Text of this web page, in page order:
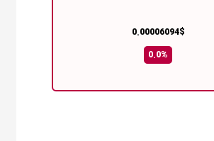
0.00006094$
0.0%